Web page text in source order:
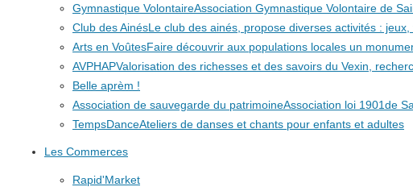
Gymnastique VolontaireAssociation Gymnastique Volontaire de
Club des AinésLe club des ainés, propose diverses activités :
Arts en VoûtesFaire découvrir aux populations locales un
AVPHAPValorisation des richesses et des savoirs du Vexin,
Belle aprèm !
Association de sauvegarde du patrimoineAssociation loi 1901de
TempsDanceAteliers de danses et chants pour enfants et adultes
Les Commerces
Rapid'Market